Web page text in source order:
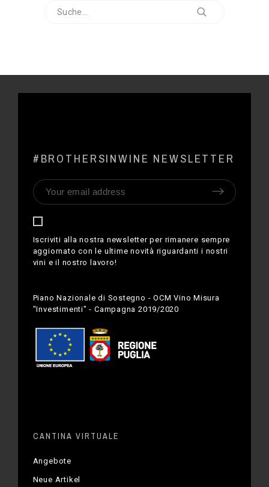
#BROTHERSINWINE NEWSLETTER
Iscriviti alla nostra newsletter per rimanere sempre
aggiornato con le ultime novità riguardanti i nostri
vini e il nostro lavoro!
Piano Nazionale di Sostegno - OCM Vino Misura
"Investimenti" - Campagna 2019/2020
CANTINA VIRTUALE
Angebote
Neue Artikel